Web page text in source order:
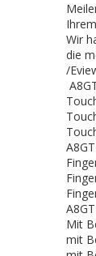
Wir
die
/
Mit
mit